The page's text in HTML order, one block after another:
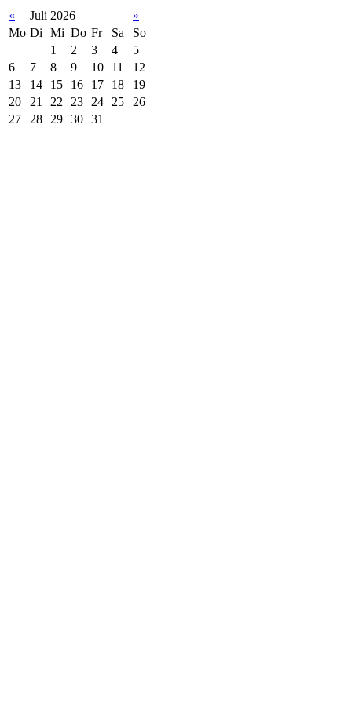
« Juli 2026
»
Mo Di Mi Do Fr Sa
So
1
2 3 4
5
6
7 8 9 10 11
12
13
14 15 16 17 18
19
20
21 22 23 24 25
26
27
28 29 30 31